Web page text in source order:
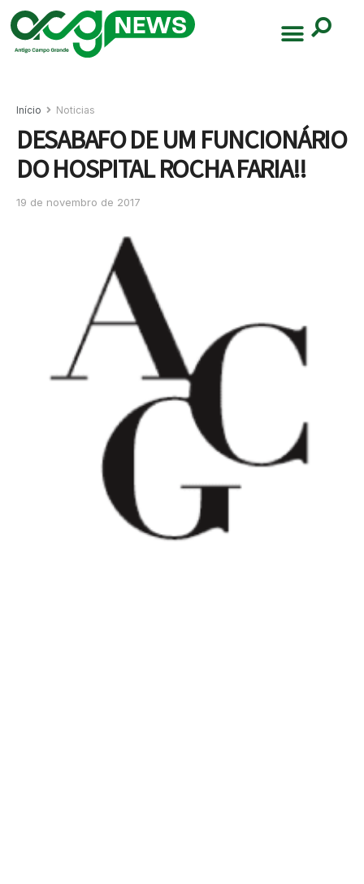
Início Noticias
DESABAFO DE UM FUNCIONÁRIO
DO HOSPITAL ROCHA FARIA!!
19 de novembro de 2017